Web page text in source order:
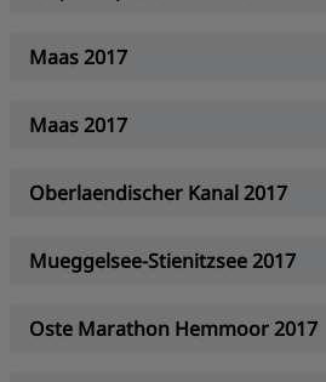
Maas 2017
Maas 2017
Oberlaendischer Kanal 2017
Mueggelsee-Stienitzsee 2017
Oste Marathon Hemmoor 2017